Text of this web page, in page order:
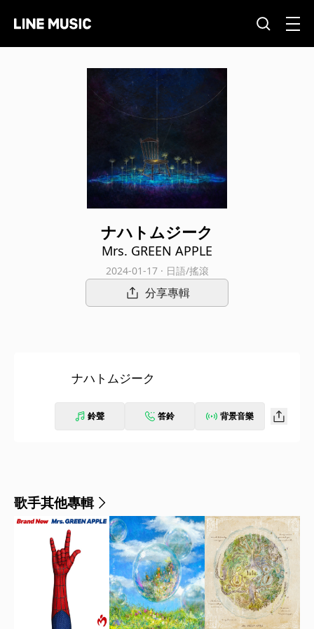
ナハトムジーク
Mrs. GREEN APPLE
2024-01-17 · 日語/搖滾
分享專輯
ナハトムジーク
鈴聲 答鈴 背景音樂
歌手其他專輯